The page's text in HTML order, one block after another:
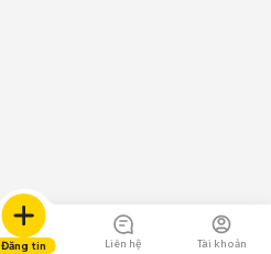
Đăng tin Liên hệ Tài khoản